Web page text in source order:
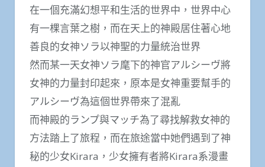
在一個充滿幻想平和生活的世界中，世界中心
有一棵言葉之樹，而在天上的神殿居住著心地
善良的女神ソラ以神聖的力量統治世界
然而某一天女神ソラ麾下的神官アルシーヴ將
女神的力量封印起來，原本是女神重要幫手的
アルシーヴ為這個世界帶來了混亂
而神殿的ランプ與マッチ為了尋找解救女神的
方法踏上了旅程，而在旅途當中她們遇到了神
秘的少女Kirara，少女擁有者將Kirara系漫畫